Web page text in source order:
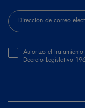
Dirección de correo
Autorizo el
Decreto Legislativo